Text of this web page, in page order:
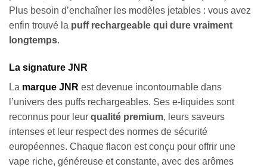
Plus besoin d’enchaîner les modèles jetables : vous avez
enfin trouvé la puff rechargeable qui dure vraiment
longtemps.
La signature JNR
La marque JNR est devenue incontournable dans
l’univers des puffs rechargeables. Ses e-liquides sont
reconnus pour leur qualité premium, leurs saveurs
intenses et leur respect des normes de sécurité
européennes. Chaque flacon est conçu pour offrir une
vape riche, généreuse et constante, avec des arômes